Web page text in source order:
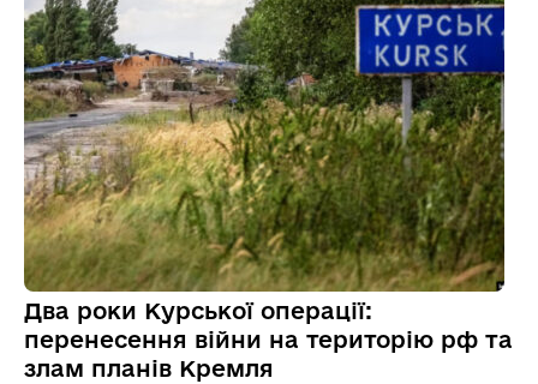
Два роки Курської операції:
перенесення війни на територію рф та
злам планів Кремля